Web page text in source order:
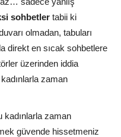
sohbetler tabii ki
olmadan, tabuları
direkt en sıcak sohbetlere
üzerinden iddia
zaman
zaman
güvende hissetmeniz